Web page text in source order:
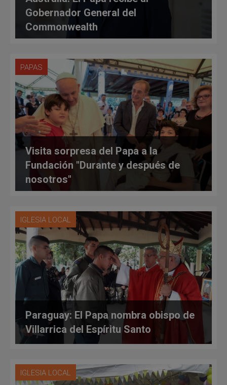
Gobernador General del
Commonwealth
PAPAS
Visita sorpresa del Papa a la
Fundación "Durante y después de
nosotros"
IGLESIA LOCAL
Paraguay: El Papa nombra obispo de
Villarrica del Espíritu Santo
IGLESIA LOCAL